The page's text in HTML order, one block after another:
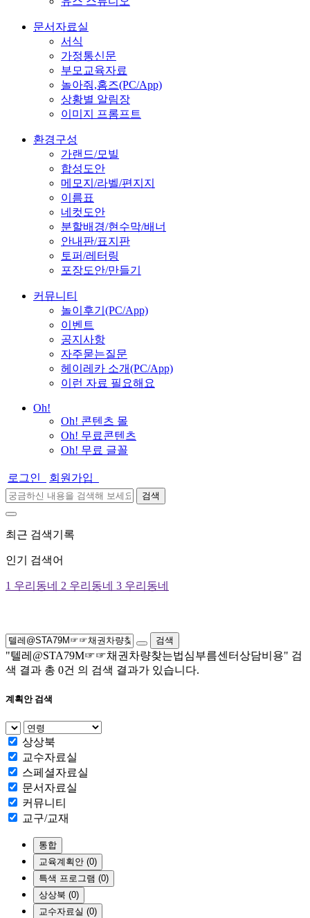
문서자료실
서식
가정통신문
부모교육자료
놀아줘,홈즈(PC/App)
상황별 알림장
이미지 프롬프트
환경구성
가랜드/모빌
합성도안
메모지/라벨/편지지
이름표
네컷도안
분할배경/현수막/배너
안내판/표지판
토퍼/레터링
포장도안/만들기
커뮤니티
놀이후기(PC/App)
이벤트
공지사항
자주묻는질문
헤이레카 소개(PC/App)
이런 자료 필요해요
Oh!
Oh! 콘텐츠 몰
Oh! 무료콘텐츠
Oh! 무료 글꼴
로그인 회원가입
검색
최근 검색기록
인기 검색어
1 우리동네 2 우리동네 3 우리동네
검색
"텔레@STA79M☞☞채권차량찾는법심부름센터상담비용" 검
색 결과 총 0건 의 검색 결과가 있습니다.
계획안 검색
상상북
교수자료실
스페셜자료실
문서자료실
커뮤니티
교구/교재
통합
교육계획안 (0)
특색 프로그램 (0)
상상북 (0)
교수자료실 (0)